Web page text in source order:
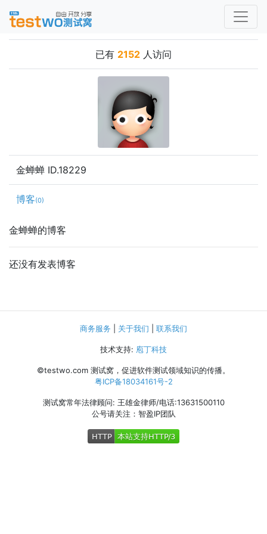
已有 2152 人访问
金蝉蝉 ID.18229
博客(0)
金蝉蝉的博客
还没有发表博客
商务服务 关于我们 联系我们
技术支持: 庖丁科技
©testwo.com 测试窝，促进软件测试领域知识的传播。
粤ICP备18034161号-2
测试窝常年法律顾问: 王雄金律师/电话:13631500110
公号请关注：智盈IP团队